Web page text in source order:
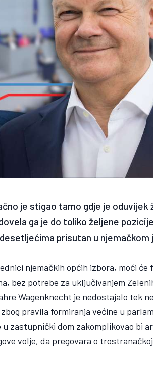
je stigao tamo gdje je oduvijek
ga je do toliko željene
prisutan u njemačkom
njemačkih općih izbora, moći će
bez potrebe za uključivanjem
Wagenknecht je nedostajalo tek
pravila formiranja većine u
zastupnički dom zakomplikovao bi
volje, da pregovara o